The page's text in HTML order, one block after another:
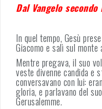
Dal Vangelo
In quel tempo, Gesù
Giacomo e salì sul monte
Mentre pregava, il suo
veste divenne candida e
conversavano con lui:
gloria, e parlavano del
Gerusalemme.